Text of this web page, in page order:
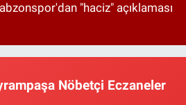
"haciz" açıklaması
Nöbetçi Eczaneler